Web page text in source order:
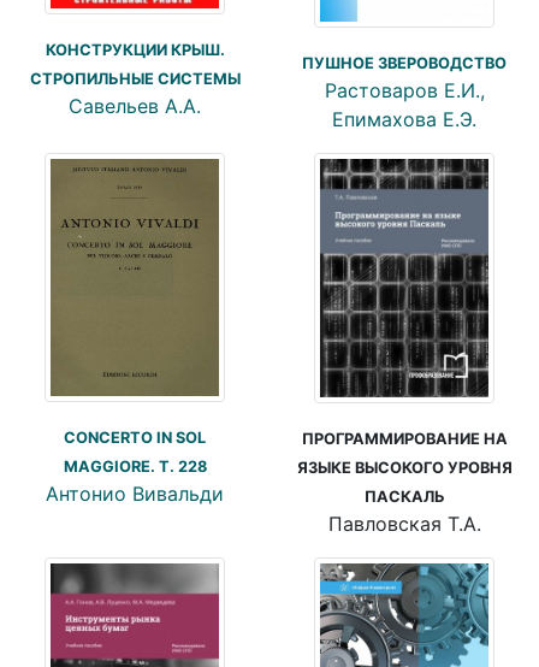
КОНСТРУКЦИИ КРЫШ.
СТРОПИЛЬНЫЕ СИСТЕМЫ
Савельев А.А.
ПУШНОЕ ЗВЕРОВОДСТВО
Растоваров Е.И.,
Епимахова Е.Э.
CONCERTO IN SOL
MAGGIORE. T. 228
Антонио Вивальди
ПРОГРАММИРОВАНИЕ НА
ЯЗЫКЕ ВЫСОКОГО УРОВНЯ
ПАСКАЛЬ
Павловская Т.А.